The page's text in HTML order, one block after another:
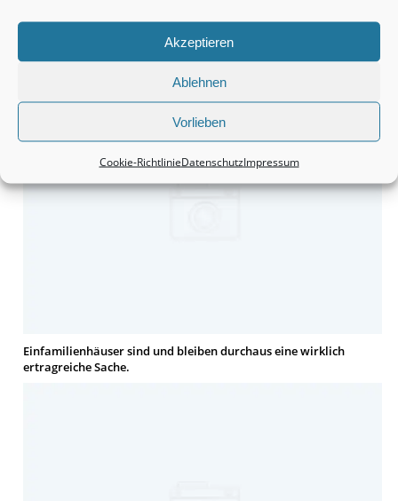
Akzeptieren
Ablehnen
Vorlieben
Cookie-RichtlinieDatenschutzImpressum
Grundstücke sind durchaus eine interessante Anschaffung.
Einfamilienhäuser sind und bleiben durchaus eine wirklich
ertragreiche Sache.